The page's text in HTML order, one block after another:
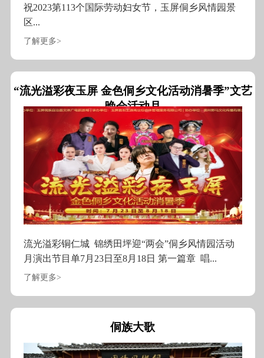
祝2023第113个国际劳动妇女节，玉屏侗乡风情园景
区...
了解更多>
“流光溢彩夜玉屏 金色侗乡文化活动消暑季”文艺
晚会活动月
流光溢彩铜仁城 锦绣田坪迎“两会”侗乡风情园活动
月演出节目单7月23日至8月18日 第一篇章 唱...
了解更多>
侗族大歌